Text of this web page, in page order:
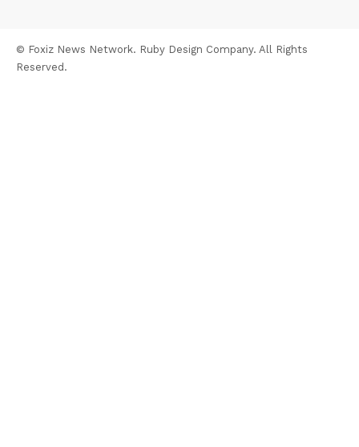
© Foxiz News Network. Ruby Design Company. All Rights
Reserved.